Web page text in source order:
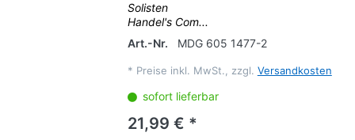
Solisten
Handel's Com...
Art.-Nr.
MDG 605 1477-2
* Preise inkl. MwSt., zzgl. Versandkosten
sofort lieferbar
21,99 € *